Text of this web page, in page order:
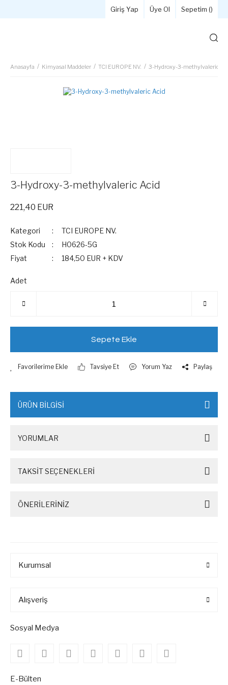
Giriş Yap Üye Ol Sepetim ()
Anasayfa Kimyasal Maddeler TCI EUROPE NV. 3-Hydroxy-3-methylvaleric
3-Hydroxy-3-methylvaleric Acid
221,40 EUR
Kategori
TCI EUROPE NV.
Stok Kodu
H0626-5G
Fiyat
184,50 EUR + KDV
Adet
Sepete Ekle
Tavsiye Et Yorum Yaz Paylaş
ÜRÜN BİLGİSİ
YORUMLAR
TAKSİT SEÇENEKLERİ
ÖNERİLERİNİZ
Kurumsal
Alışveriş
Sosyal Medya
E-Bülten